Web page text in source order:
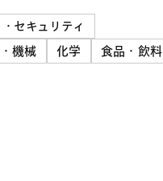
セキュリティ
機械 化学 食品・飲料